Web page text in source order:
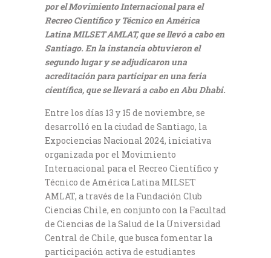
por el Movimiento Internacional para el
Recreo Científico y Técnico en América
Latina MILSET AMLAT, que se llevó a cabo en
Santiago. En la instancia obtuvieron el
segundo lugar y se adjudicaron una
acreditación para participar en una feria
científica, que se llevará a cabo en Abu Dhabi.
Entre los días 13 y 15 de noviembre, se
desarrolló en la ciudad de Santiago, la
Expociencias Nacional 2024, iniciativa
organizada por el Movimiento
Internacional para el Recreo Científico y
Técnico de América Latina MILSET
AMLAT, a través de la Fundación Club
Ciencias Chile, en conjunto con la Facultad
de Ciencias de la Salud de la Universidad
Central de Chile, que busca fomentar la
participación activa de estudiantes